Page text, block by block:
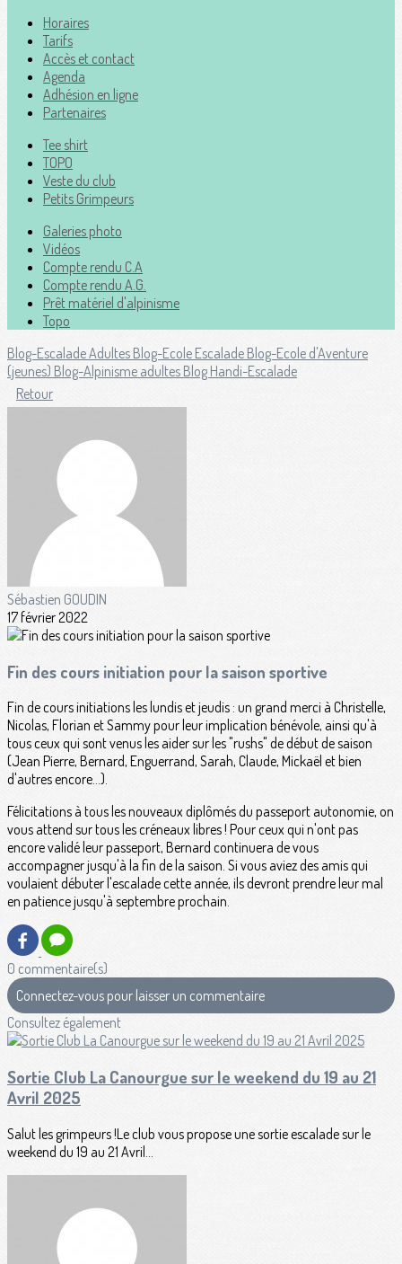
Horaires
Tarifs
Accès et contact
Agenda
Adhésion en ligne
Partenaires
Tee shirt
TOPO
Veste du club
Petits Grimpeurs
Galeries photo
Vidéos
Compte rendu C.A
Compte rendu A.G.
Prêt matériel d'alpinisme
Topo
Blog-Escalade Adultes Blog-Ecole Escalade Blog-Ecole d'Aventure
(jeunes) Blog-Alpinisme adultes Blog Handi-Escalade
Retour
Sébastien GOUDIN
17 février 2022
Fin des cours initiation pour la saison sportive
Fin de cours initiations les lundis et jeudis : un grand merci à Christelle,
Nicolas, Florian et Sammy pour leur implication bénévole, ainsi qu'à
tous ceux qui sont venus les aider sur les "rushs" de début de saison
(Jean Pierre, Bernard, Enguerrand, Sarah, Claude, Mickaël et bien
d'autres encore…).
Félicitations à tous les nouveaux diplômés du passeport autonomie, on
vous attend sur tous les créneaux libres ! Pour ceux qui n'ont pas
encore validé leur passeport, Bernard continuera de vous
accompagner jusqu'à la fin de la saison. Si vous aviez des amis qui
voulaient débuter l'escalade cette année, ils devront prendre leur mal
en patience jusqu'à septembre prochain.
0 commentaire(s)
Connectez-vous pour laisser un commentaire
Consultez également
Sortie Club La Canourgue sur le weekend du 19 au 21
Avril 2025
Salut les grimpeurs !Le club vous propose une sortie escalade sur le
weekend du 19 au 21 Avril...